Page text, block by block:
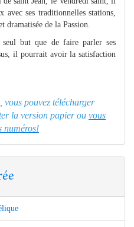
avec ses traditionnelles stations,
dramatisée de la Passion.
but que de faire parler ses
il pourrait avoir la satisfaction
pouvez télécharger
la version papier ou vous
numéros!